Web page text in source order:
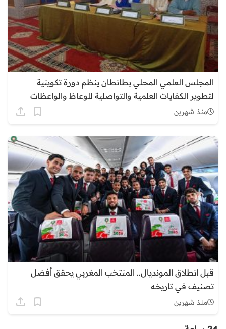
المجلس العلمي المحلي بطانطان ينظم دورة تكوينية
لتطوير الكفايات العلمية والتواصلية للوعاظ والواعظات
منذ شهرين
قبل انطلاق المونديال.. المنتخب المغربي يحقق أفضل
تصنيف في تاريخه
منذ شهرين